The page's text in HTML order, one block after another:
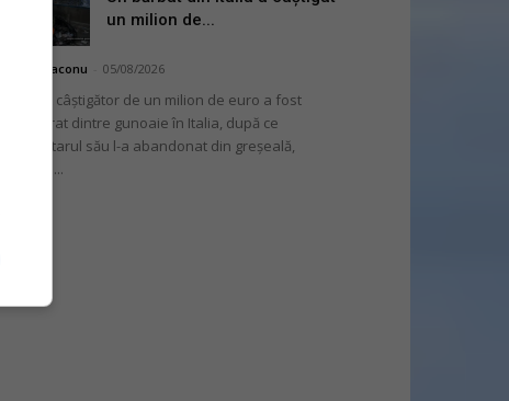
un milion de...
Mihai Diaconu 05/08/2026
Un bilet câștigător de un milion de euro a fost
recuperat dintre gunoaie în Italia, după ce
proprietarul său l-a abandonat din greșeală,
convins...